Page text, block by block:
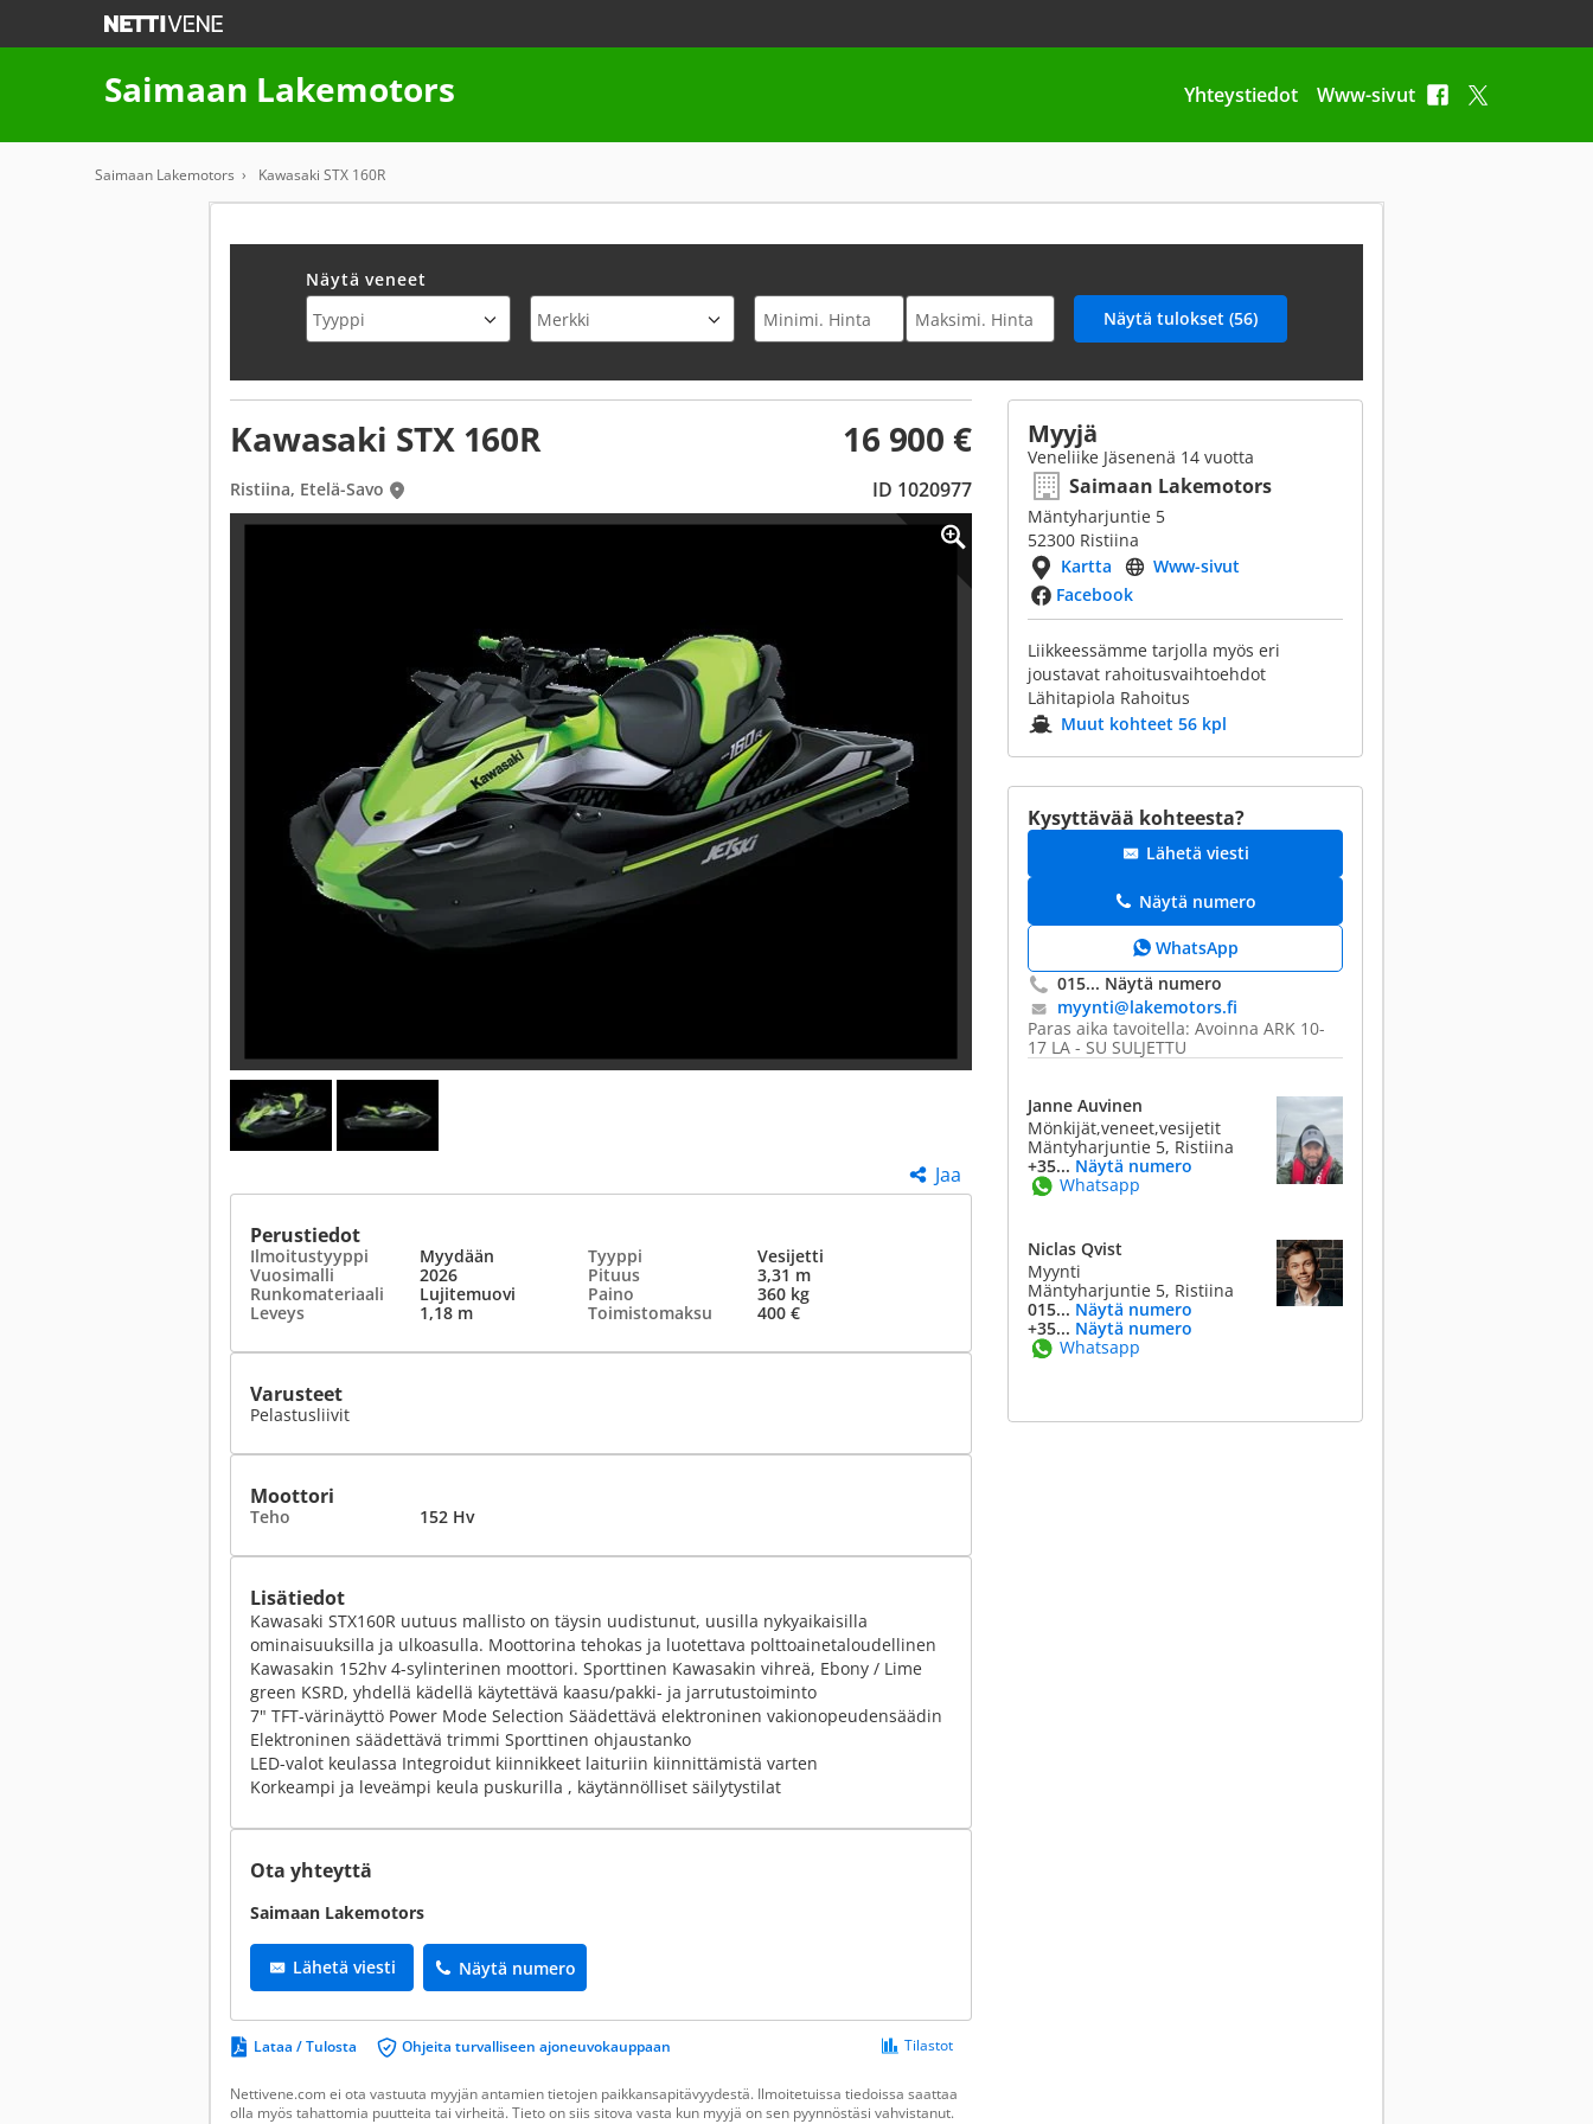
Saimaan Lakemotors Yhteystiedot Www-sivut
Saimaan Lakemotors Kawasaki STX 160R
Näytä veneet
Kawasaki STX 160R 16 900 €
Ristiina, Etelä-Savo ID 1020977
Jaa
Perustiedot
Ilmoitustyyppi Myydään Tyyppi
Vesijetti
Vuosimalli
2026 Pituus
3,31 m
Runkomateriaali
Lujitemuovi Paino
360 kg
Leveys
1,18 m Toimistomaksu 400 €
Varusteet
Pelastusliivit
Moottori
Teho 152 Hv
Lisätiedot
Kawasaki STX160R uutuus mallisto on täysin uudistunut, uusilla nykyaikaisilla
ominaisuuksilla ja ulkoasulla. Moottorina tehokas ja luotettava polttoainetaloudellinen
Kawasakin 152hv 4-sylinterinen moottori. Sporttinen Kawasakin vihreä, Ebony / Lime
green KSRD, yhdellä kädellä käytettävä kaasu/pakki- ja jarrutustoiminto
7" TFT-värinäyttö Power Mode Selection Säädettävä elektroninen vakionopeudensäädin
Elektroninen säädettävä trimmi Sporttinen ohjaustanko
LED-valot keulassa Integroidut kiinnikkeet laituriin kiinnittämistä varten
Korkeampi ja leveämpi keula puskurilla , käytännölliset säilytystilat
Ota yhteyttä
Saimaan Lakemotors
Lähetä viesti Näytä numero
Lataa / Tulosta Ohjeita turvalliseen ajoneuvokauppaan Tilastot
Nettivene.com ei ota vastuuta myyjän antamien tietojen paikkansapitävyydestä. Ilmoitetuissa tiedoissa saattaa
olla myös tahattomia puutteita tai virheitä. Tieto on siis sitova vasta kun myyjä on sen pyynnöstäsi vahvistanut.
Myyjä
Veneliike Jäsenenä 14 vuotta
Saimaan Lakemotors
Mäntyharjuntie 5
52300 Ristiina
Kartta
Www-sivut
Facebook
Liikkeessämme tarjolla myös eri
joustavat rahoitusvaihtoehdot
Lähitapiola Rahoitus
Muut kohteet 56 kpl
Kysyttävää kohteesta?
Lähetä viesti
Näytä numero
WhatsApp
015... Näytä numero
myynti@​lakemotors.fi
Paras aika tavoitella: Avoinna ARK 10-
17 LA - SU SULJETTU
Janne Auvinen
Mönkijät,veneet,vesijetit
Mäntyharjuntie 5, Ristiina
+35... Näytä numero
Whatsapp
Niclas Qvist
Myynti
Mäntyharjuntie 5, Ristiina
015... Näytä numero
+35... Näytä numero
Whatsapp